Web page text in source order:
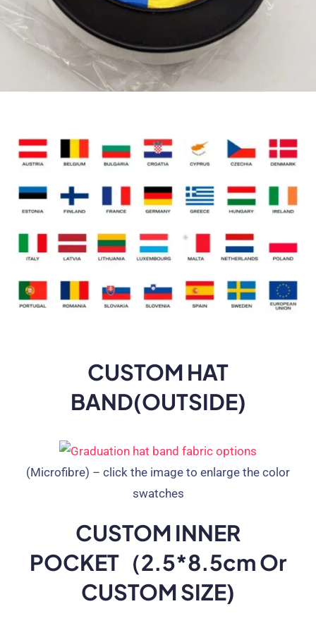
CUSTOM HAT
BAND(OUTSIDE)
(Microfibre) – click the image to enlarge the color
swatches
CUSTOM INNER
POCKET（2.5*8.5cm Or
CUSTOM SIZE)